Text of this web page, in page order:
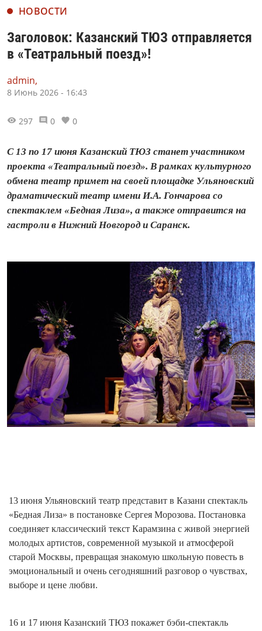
НОВОСТИ
Заголовок: Казанский ТЮЗ отправляется
в «Театральный поезд»!
admin,
8 Июнь 2026 - 16:43
297 0 0
С 13 по 17 июня Казанский ТЮЗ станет участником
проекта «Театральный поезд». В рамках культурного
обмена театр примет на своей площадке Ульяновский
драматический театр имени И.А. Гончарова со
спектаклем «Бедная Лиза», а также отправится на
гастроли в Нижний Новгород и Саранск.
13 июня Ульяновский театр представит в Казани спектакль
«Бедная Лиза» в постановке Сергея Морозова. Постановка
соединяет классический текст Карамзина с живой энергией
молодых артистов, современной музыкой и атмосферой
старой Москвы, превращая знакомую школьную повесть в
эмоциональный и очень сегодняшний разговор о чувствах,
выборе и цене любви.
16 и 17 июня Казанский ТЮЗ покажет бэби-спектакль